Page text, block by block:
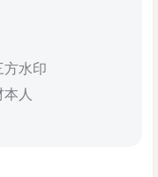
方水印
人